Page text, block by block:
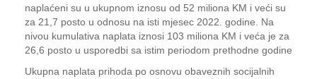
naplaćeni su u ukupnom iznosu od 52 miliona KM i veći su
za 21,7 posto u odnosu na isti mjesec 2022. godine. Na
nivou kumulativa naplata iznosi 103 miliona KM i veća je za
26,6 posto u usporedbi sa istim periodom prethodne godine
Ukupna naplata prihoda po osnovu obaveznih socijalnih